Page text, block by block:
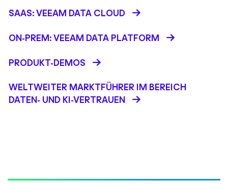
SAAS: VEEAM DATA CLOUD
ON-PREM: VEEAM DATA PLATFORM
PRODUKT-DEMOS
WELTWEITER MARKTFÜHRER IM BEREICH
DATEN- UND KI-VERTRAUEN